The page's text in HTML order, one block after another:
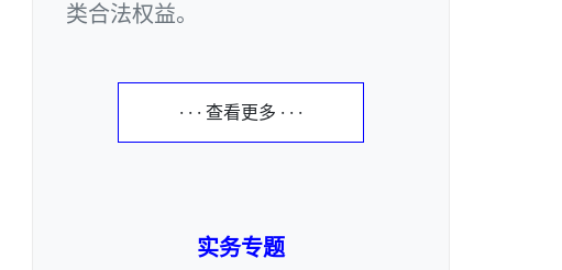
类合法权益。
· · · 查看更多 · · ·
实务专题